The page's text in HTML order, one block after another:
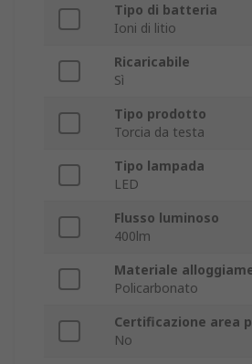
Tipo di batteria
Ioni di litio
Ricaricabile
Sì
Tipo prodotto
Torcia da testa
Tipo lampada
LED
Flusso luminoso
400lm
Materiale
Policarbonato
Certificazione area
No